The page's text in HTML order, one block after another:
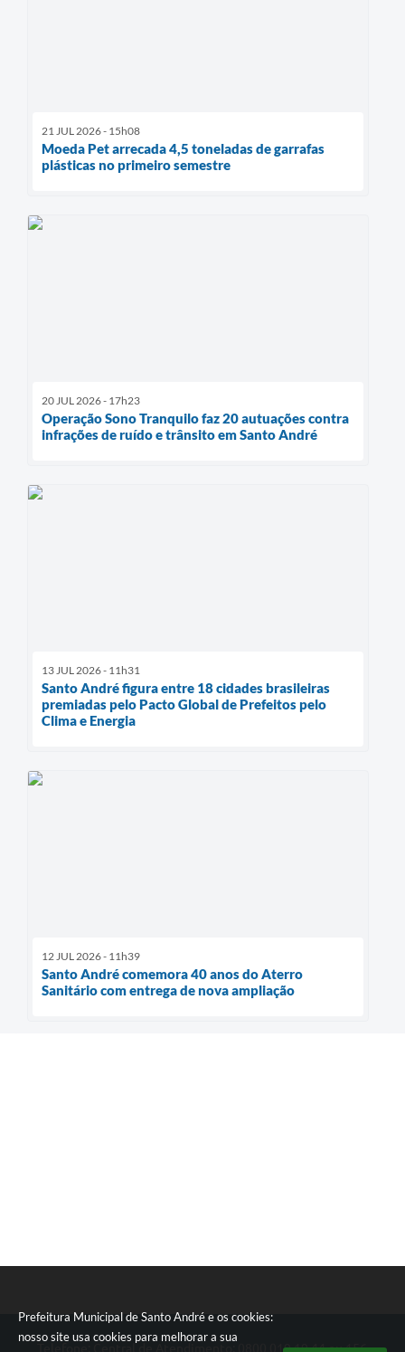
Prefeitura Municipal de Santo André e os cookies:
nosso site usa cookies para melhorar a sua
21 JUL 2026 - 15h08
Moeda Pet arrecada 4,5 toneladas de garrafas
plásticas no primeiro semestre
20 JUL 2026 - 17h23
Operação Sono Tranquilo faz 20 autuações contra
infrações de ruído e trânsito em Santo André
13 JUL 2026 - 11h31
Santo André figura entre 18 cidades brasileiras
premiadas pelo Pacto Global de Prefeitos pelo
Clima e Energia
12 JUL 2026 - 11h39
Santo André comemora 40 anos do Aterro
Sanitário com entrega de nova ampliação
Telefone: Central de Atendimento: 0800 019 19 44 ou 156